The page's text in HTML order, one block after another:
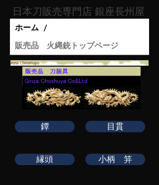
日本刀販売専門店 銀座長州屋​
鐔 目貫
縁頭 小柄 笄
ホーム /
販売品 火縄銃トップページ